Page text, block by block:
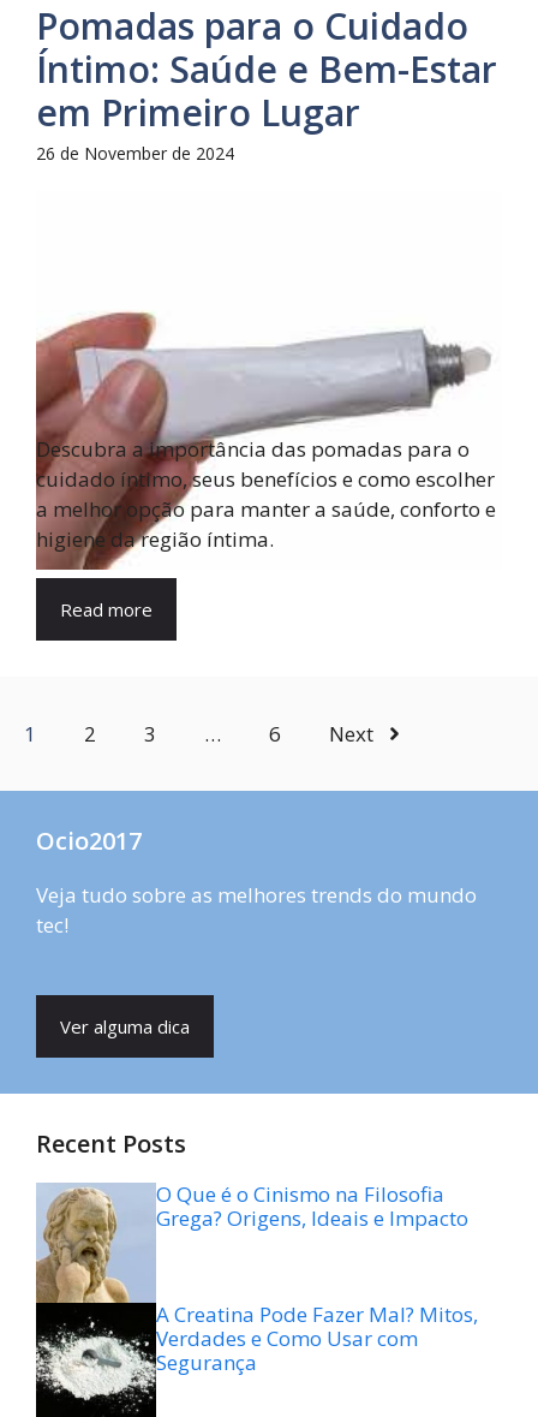
Pomadas para o Cuidado
Íntimo: Saúde e Bem-Estar
em Primeiro Lugar
26 de November de 2024
Descubra a importância das pomadas para o
cuidado íntimo, seus benefícios e como escolher
a melhor opção para manter a saúde, conforto e
higiene da região íntima.
Read more
1 2 3 … 6 Next
Ocio2017
Veja tudo sobre as melhores trends do mundo
tec!
Ver alguma dica
Recent Posts
O Que é o Cinismo na Filosofia
Grega? Origens, Ideais e Impacto
A Creatina Pode Fazer Mal? Mitos,
Verdades e Como Usar com
Segurança